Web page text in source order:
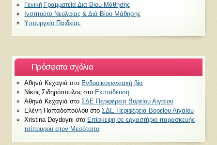
Γενική Γραμματεία Δια Βίου Μάθησης
Ινστιτούτο Νεολαίας & Διά Βίου Μάθησης
Υπουργείο Παιδείας
Πρόσφατα σχόλια
Αθηνά Κεχαγιά στο Ενδοοικογενειακή βία
Νίκος Σιδηρόπουλος στο Εκπαίδευση
Αθηνά Κεχαγιά στοΣΔΕ Περιφέρεια Βορείου Αιγαίου
Ελένη Παπαδοπούλου στοΣΔΕ Περιφέρεια Βορείου Αιγαίου
Xristina Doydoyni στο Επίσκεψη σε εργαστήριο παρασκευής
τσίπουρου στον Μεσότοπο